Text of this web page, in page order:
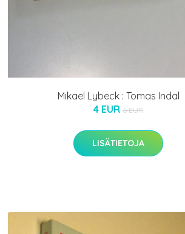
Mikael Lybeck : Tomas Indal
4 EUR 6 EUR
LISÄTIETOJA